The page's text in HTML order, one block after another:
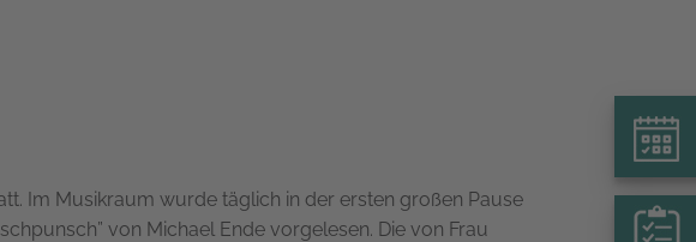
Im Musikraum wurde täglich in der ersten großen Pause
von Michael Ende vorgelesen. Die von Frau